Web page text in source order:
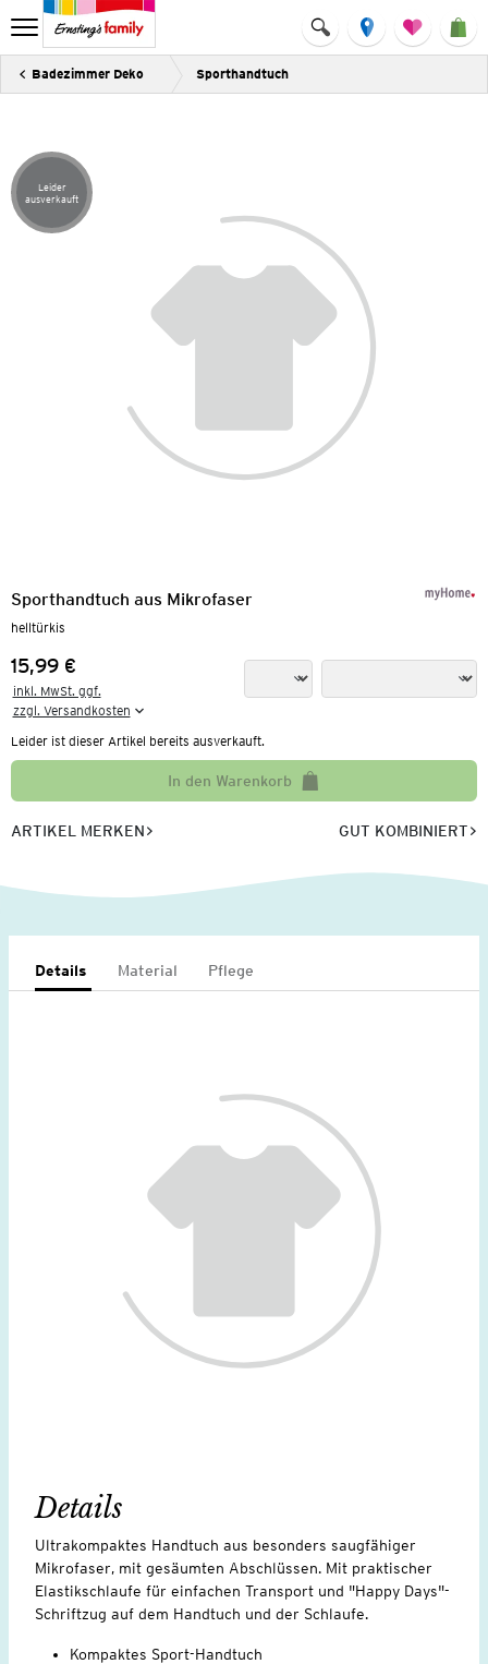
Badezimmer Deko Sporthandtuch
Artikel leider ausverkauft
Leider
ausverkauft
Sporthandtuch aus Mikrofaser
helltürkis
Preis:
15,99 €
inkl. MwSt. ggf.
zzgl. Versandkosten
Leider ist dieser Artikel bereits ausverkauft.
In den Warenkorb
ARTIKEL MERKEN GUT KOMBINIERT
Details Material Pflege
Details
Ultrakompaktes Handtuch aus besonders saugfähiger
Mikrofaser, mit gesäumten Abschlüssen. Mit praktischer
Elastikschlaufe für einfachen Transport und "Happy Days"-
Schriftzug auf dem Handtuch und der Schlaufe.
Kompaktes Sport-Handtuch